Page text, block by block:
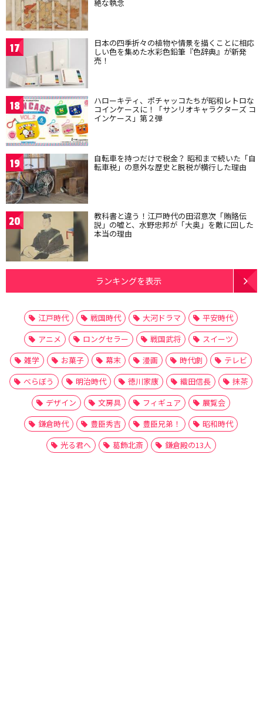
絶な執念
17 日本の四季折々の植物や情景を描くことに相応
しい色を集めた水彩色鉛筆『色辞典』が新発
売！
18 ハローキティ、ポチャッコたちが昭和レトロな
コインケースに！「サンリオキャラクターズ コ
インケース」第２弾
19 自転車を持つだけで税金？ 昭和まで続いた「自
転車税」の意外な歴史と脱税が横行した理由
20 教科書と違う！江戸時代の田沼意次「賄賂伝
説」の嘘と、水野忠邦が「大奥」を敵に回した
本当の理由
ランキングを表示
江戸時代 戦国時代 大河ドラマ
平安時代
アニメ
ロングセラー 戦国武将
スイーツ
雑学
お菓子 幕末 漫画 時代劇
テレビ
べらぼう
明治時代 徳川家康 織田信長
抹茶
デザイン
文房具 フィギュア
展覧会
鎌倉時代
豊臣秀吉 豊臣兄弟！
昭和時代
光る君へ
葛飾北斎 鎌倉殿の13人